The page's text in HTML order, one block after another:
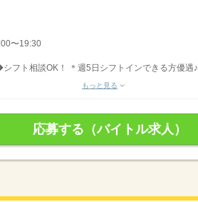
〜19:30
フト相談OK！ ＊週5日シフトインできる方優遇♪
もっと見る
応募する（バイトル求人）